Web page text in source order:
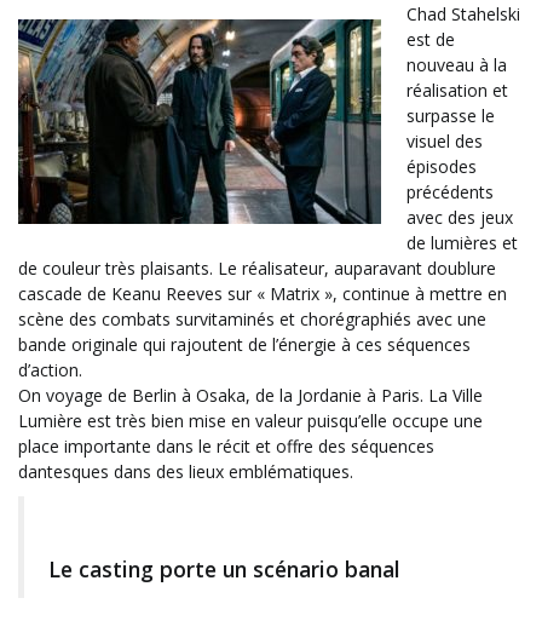
Chad Stahelski
est de
nouveau à la
réalisation et
surpasse le
visuel des
épisodes
précédents
avec des jeux
de lumières et
de couleur très plaisants. Le réalisateur, auparavant doublure
cascade de Keanu Reeves sur « Matrix », continue à mettre en
scène des combats survitaminés et chorégraphiés avec une
bande originale qui rajoutent de l’énergie à ces séquences
d’action.
On voyage de Berlin à Osaka, de la Jordanie à Paris. La Ville
Lumière est très bien mise en valeur puisqu’elle occupe une
place importante dans le récit et offre des séquences
dantesques dans des lieux emblématiques.
Le casting porte un scénario banal